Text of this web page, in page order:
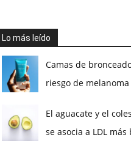
Lo más leído
Camas de
riesgo de
El aguacate y el
se asocia a LDL